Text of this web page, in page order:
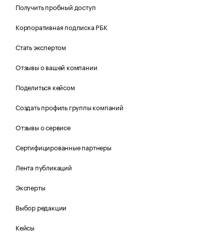
Получить пробный доступ
Корпоративная подписка РБК
Стать экспертом
Отзывы о вашей компании
Поделиться кейсом
Создать профиль группы компаний
Отзывы о сервисе
Сертифицированные партнеры
Лента публикаций
Эксперты
Выбор редакции
Кейсы